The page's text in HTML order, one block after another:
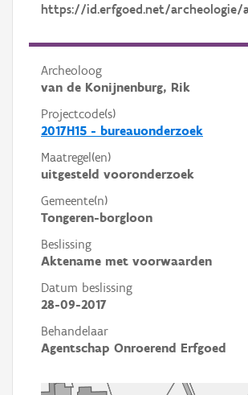
https://id.erfgoed.net/archeologie/
Archeoloog
van de Konijnenburg, Rik
Projectcode(s)
2017H15 - bureauonderzoek
Maatregel(en)
uitgesteld vooronderzoek
Gemeente(n)
Tongeren-borgloon
Beslissing
Aktename met voorwaarden
Datum beslissing
28-09-2017
Behandelaar
Agentschap Onroerend Erfgoed